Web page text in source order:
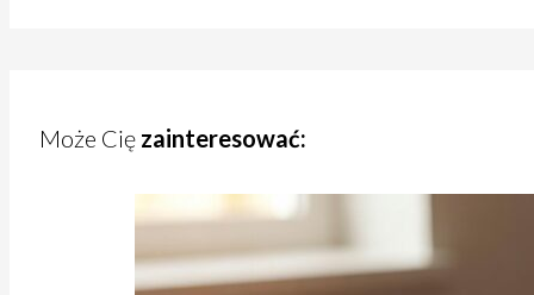
Może Cię zainteresować: